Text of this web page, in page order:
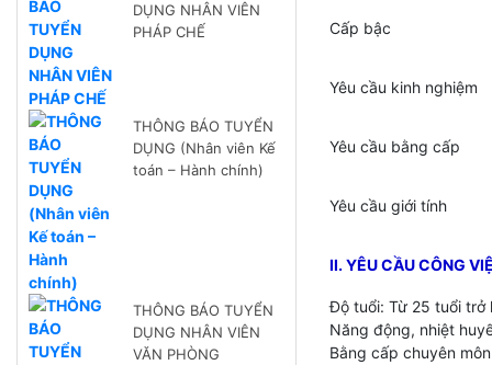
DỤNG NHÂN VIÊN
PHÁP CHẾ
THÔNG BÁO TUYỂN
DỤNG (Nhân viên Kế
toán – Hành chính)
THÔNG BÁO TUYỂN
DỤNG NHÂN VIÊN
VĂN PHÒNG
Cấp bậc
Yêu cầu kinh nghiệm
Yêu cầu bằng cấp
Yêu cầu giới tính
II. YÊU CẦU CÔNG
Độ tuổi: Từ 25 tuổi trở
Năng động, nhiệt
Bằng cấp chuyên